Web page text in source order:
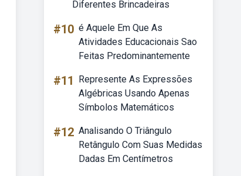
Diferentes Brincadeiras
#10 é Aquele Em Que As
Atividades Educacionais Sao
Feitas Predominantemente
#11
Represente As Expressões
Algébricas Usando Apenas
Símbolos Matemáticos
#12 Analisando O Triângulo
Retângulo Com Suas Medidas
Dadas Em Centímetros